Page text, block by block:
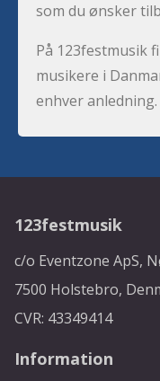
som du ønsker
På 123festmusik
musikere i
enhver anledning.
123festmusik
c/o Eventzone ApS,
7500 Holstebro,
CVR: 43349414
Information